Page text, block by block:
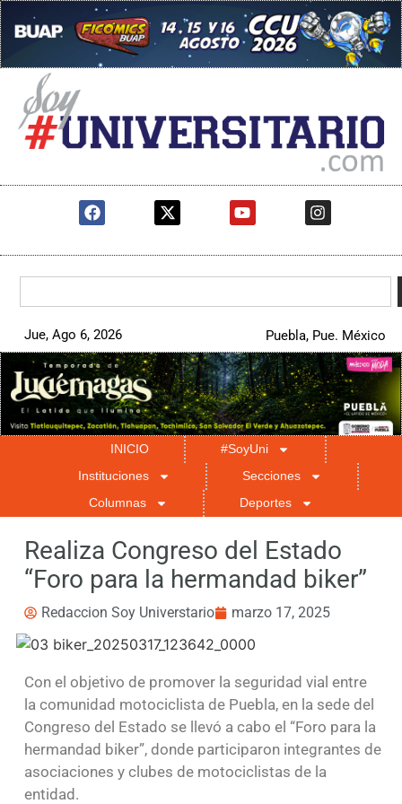
Jue, Ago 6, 2026 Puebla, Pue. México
INICIO
#SoyUni
Instituciones
Secciones
Columnas
Deportes
Realiza Congreso del Estado
“Foro para la hermandad biker”
Redaccion Soy Universtario marzo 17, 2025
Con el objetivo de promover la seguridad vial entre
la comunidad motociclista de Puebla, en la sede del
Congreso del Estado se llevó a cabo el “Foro para la
hermandad biker”, donde participaron integrantes de
asociaciones y clubes de motociclistas de la
entidad.